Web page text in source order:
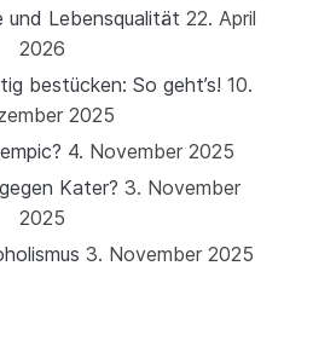
und Lebensqualität 22. April
2026
bestücken: So geht’s! 10.
2025
4. November 2025
Kater? 3. November
2025
3. November 2025